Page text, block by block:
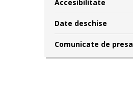
Accesibilitate
Date deschise
Comunicate de presa